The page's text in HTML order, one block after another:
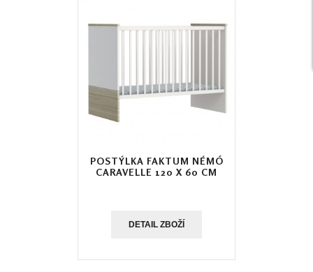
POSTÝLKA FAKTUM NÉMÓ
CARAVELLE 120 X 60 CM
DETAIL ZBOŽÍ